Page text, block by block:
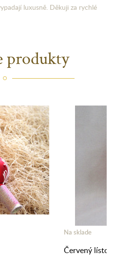
luxusně. Děkuji za rychlé
produkty
Na sklade
Červený